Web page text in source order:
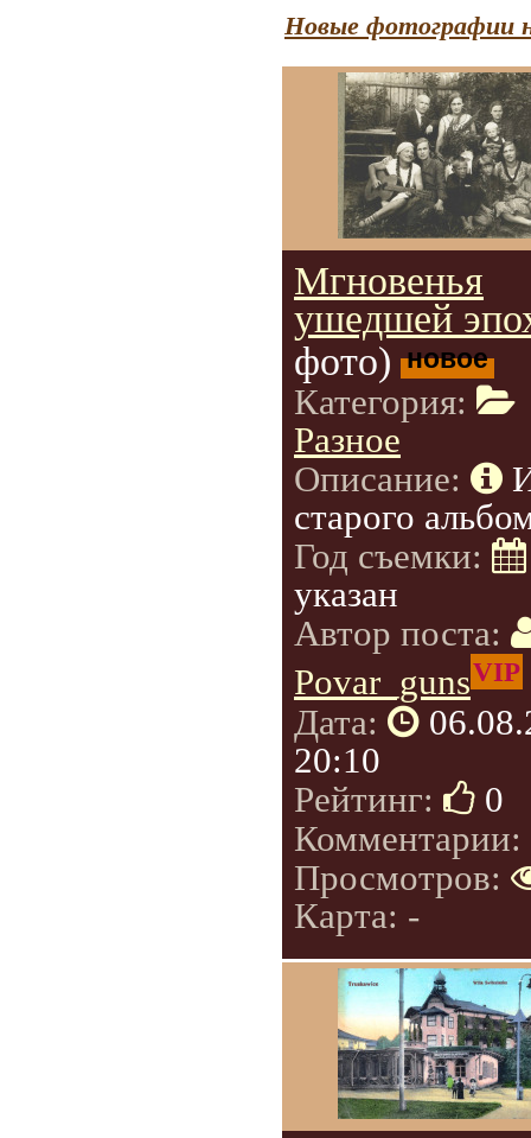
Новые фотографии
Мгновенья
ушедшей
фото) новое
Категория:
Разное
Описание:
старого
Год съемки:
указан
Автор поста:
Povar_gunsVIP
Дата:
20:10
Рейтинг:
0
Комментарии:
Просмотров:
Карта: -